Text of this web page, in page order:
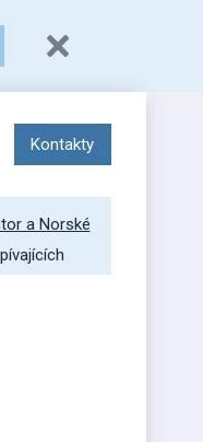
Kontakty
a Norské